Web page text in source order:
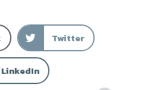
Twitter
LinkedIn